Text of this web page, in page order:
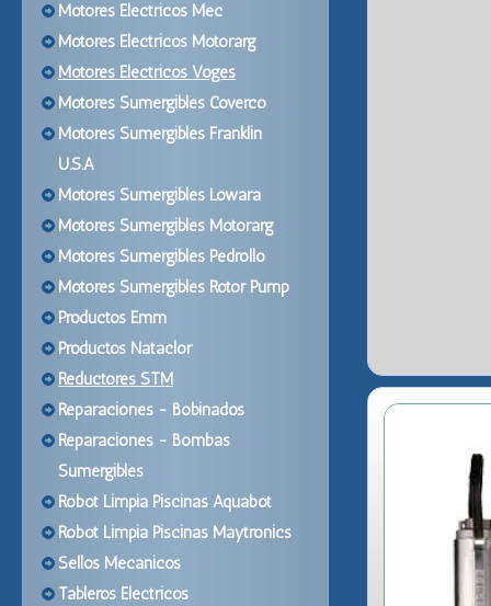
Motores Electricos Mec
Motores Electricos Motorarg
Motores Electricos Voges
Motores Sumergibles Coverco
Motores Sumergibles Franklin
U.S.A
Motores Sumergibles Lowara
Motores Sumergibles Motorarg
Motores Sumergibles Pedrollo
Motores Sumergibles Rotor Pump
Productos Emm
Productos Nataclor
Reductores STM
Reparaciones - Bobinados
Reparaciones - Bombas
Sumergibles
Robot Limpia Piscinas Aquabot
Robot Limpia Piscinas Maytronics
Sellos Mecanicos
Tableros Electricos